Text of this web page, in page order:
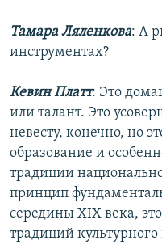
Тамара Ляленкова: А
инструментах?
Кевин Платт: Это
или талант. Это
невесту, конечно, но
образование и
традиции
принцип
середины XIX века,
традиций